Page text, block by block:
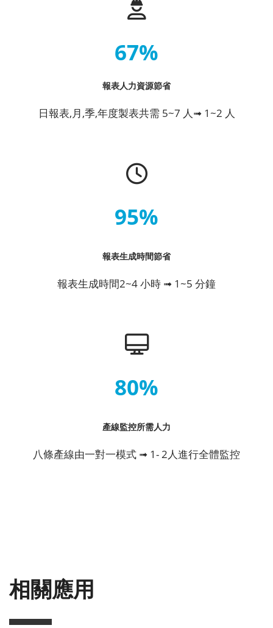
67%
報表人力資源節省
日報表,月,季,年度製表共需 5~7 人➟ 1~2 人
95%
報表生成時間節省
報表生成時間2~4 小時 ➟ 1~5 分鐘
80%
產線監控所需人力
八條產線由一對一模式 ➟ 1- 2人進行全體監控
相關應用